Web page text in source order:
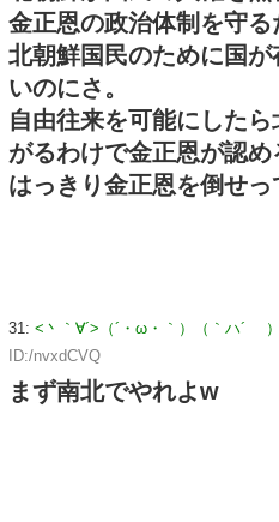
金正恩の政治体制を守る
北朝鮮国民のために国
いのにさ。
自由往来を可能にした
がるわけで金正恩が認め
はっきり金正恩を倒せっ
31: <丶｀∀´>（´・ω・｀）（｀ハ´
ID:/nvxdCVQ
まず南北でやれよw